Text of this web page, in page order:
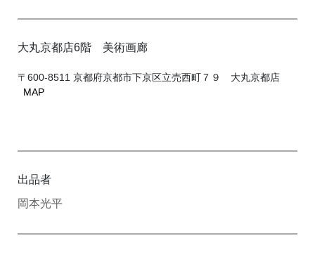
大丸京都店6階 美術画廊
〒600-8511 京都府京都市下京区立売西町７９ 大丸京都店
MAP
出品者
岡本光平